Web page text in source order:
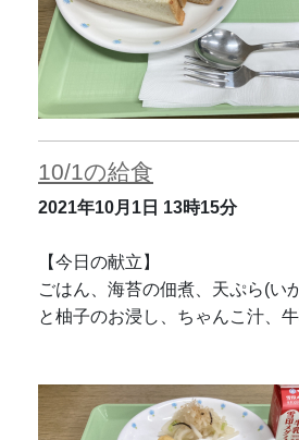
10/1の給食
2021年10月1日 13時15分
【今日の献立】
ごはん、海苔の佃煮、天ぷら(い
と柚子のお浸し、ちゃんこ汁、